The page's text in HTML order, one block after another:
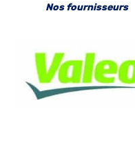
Nos fournisseurs